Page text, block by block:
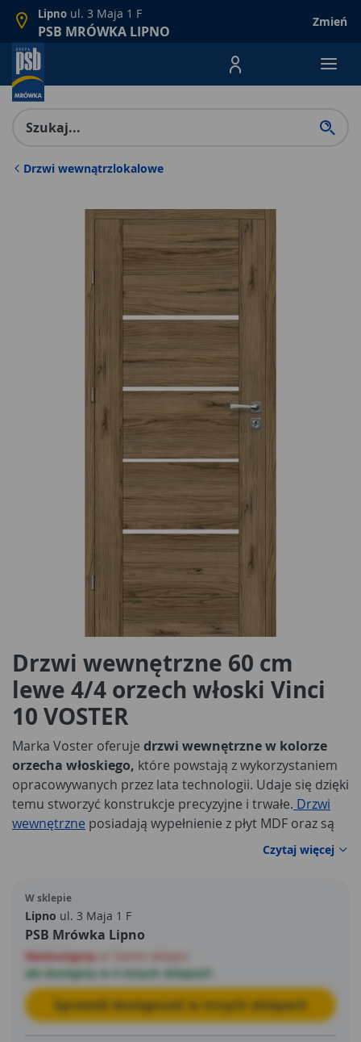
Lipno ul. 3 Maja 1 F
PSB MRÓWKA LIPNO
Zmień
Menu Produktów,
Drzwi wewnątrzlokalowe
Drzwi wewnętrzne 60 cm
lewe 4/4 orzech włoski Vinci
10 VOSTER
Marka Voster oferuje drzwi wewnętrzne w kolorze
orzecha włoskiego, które powstają z wykorzystaniem
opracowywanych przez lata technologii. Udaje się dzięki
temu stworzyć konstrukcje precyzyjne i trwałe. Drzwi
wewnętrzne posiadają wypełnienie z płyt MDF oraz są
pokryte folią finish. Bez żadnych problemów można
dopasować je do aranżacji wnętrz klasycznych.
wykończeniu oraz mają praktyczny charakter.
Czytaj więcej
W sklepie
Lipno ul. 3 Maja 1 F
PSB Mrówka Lipno
Niedostępny
ale dostępny w 4 innych sklepach
Sprawdź dostępność w innych sklepach